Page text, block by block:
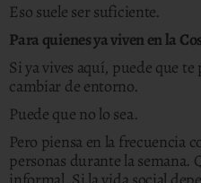
Eso suele ser suficiente.
Para quienes ya viven en la
Si ya vives aquí, puede que
cambiar de entorno.
Puede que no lo sea.
Pero piensa en la frecuencia
personas durante la semana.